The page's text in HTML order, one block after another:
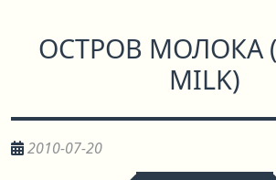
ОСТРОВ МОЛОКА(
MILK)
2010-07-20